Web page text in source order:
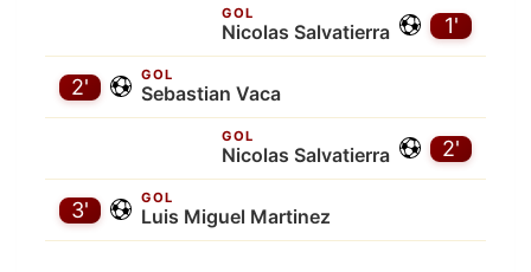
1'
GOL
Nicolas Salvatierra
GOL
Sebastian Vaca
2'
2'
GOL
Nicolas Salvatierra
GOL
Luis Miguel Martinez
3'